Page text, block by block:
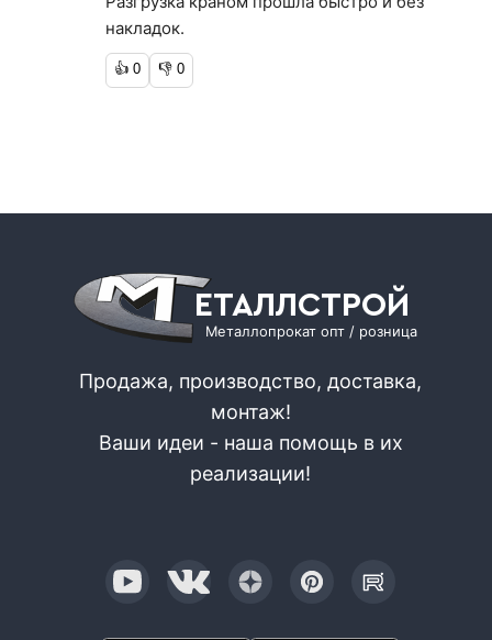
накладок.
👍 0 👎 0
ЕТАЛЛСТРОЙ
Металлопрокат опт / розница
Продажа, производство, доставка,
монтаж!
Ваши идеи - наша помощь в их
реализации!